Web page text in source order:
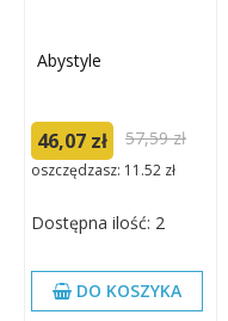
Abystyle
46,07 zł 57,59 zł
oszczędzasz: 11.52 zł
Dostępna ilość: 2
DO KOSZYKA